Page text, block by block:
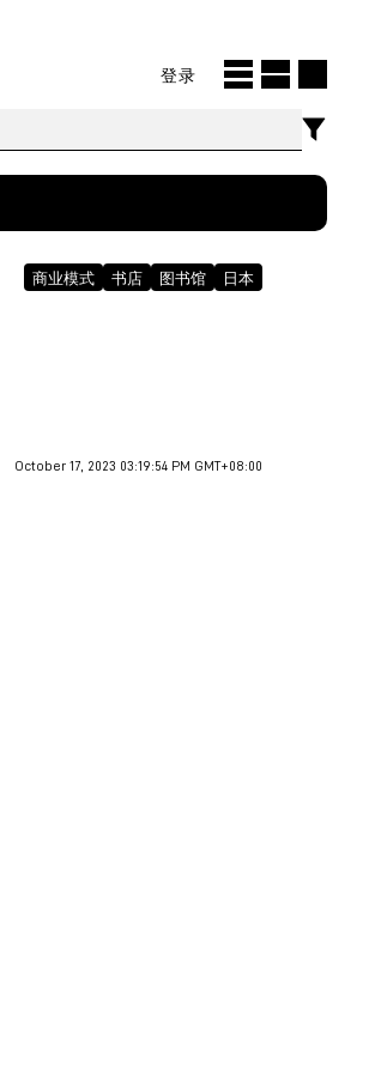
登录
商业模式 书店 图书馆 日本
October 17, 2023 03:19:54 PM GMT+08:00